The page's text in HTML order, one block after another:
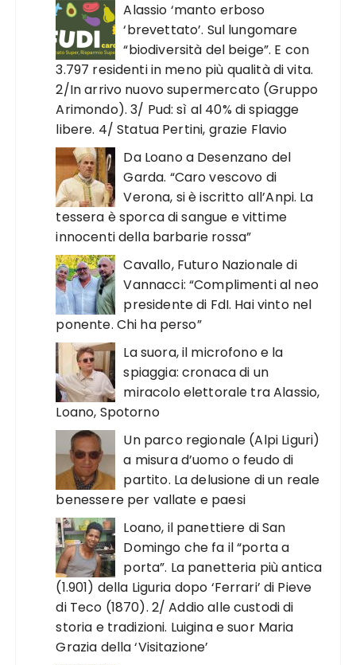
Alassio ‘manto erboso
‘brevettato’. Sul lungomare
“biodiversità del beige”. E con
3.797 residenti in meno più qualità di vita.
2/In arrivo nuovo supermercato (Gruppo
Arimondo). 3/ Pud: sì al 40% di spiagge
libere. 4/ Statua Pertini, grazie Flavio
Da Loano a Desenzano del
Garda. “Caro vescovo di
Verona, si è iscritto all’Anpi. La
tessera è sporca di sangue e vittime
innocenti della barbarie rossa”
Cavallo, Futuro Nazionale di
Vannacci: “Complimenti al neo
presidente di FdI. Hai vinto nel
ponente. Chi ha perso”
La suora, il microfono e la
spiaggia: cronaca di un
miracolo elettorale tra Alassio,
Loano, Spotorno
Un parco regionale (Alpi Liguri)
a misura d’uomo o feudo di
partito. La delusione di un reale
benessere per vallate e paesi
Loano, il panettiere di San
Domingo che fa il “porta a
porta”. La panetteria più antica
(1.901) della Liguria dopo ‘Ferrari’ di Pieve
di Teco (1870). 2/ Addio alle custodi di
storia e tradizioni. Luigina e suor Maria
Grazia della ‘Visitazione’